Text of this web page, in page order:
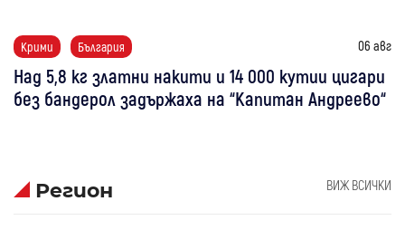
Крими България 06 авг
Над 5,8 кг златни накити и 14 000 кутии цигари
без бандерол задържаха на “Капитан Андреево“
Регион ВИЖ ВСИЧКИ